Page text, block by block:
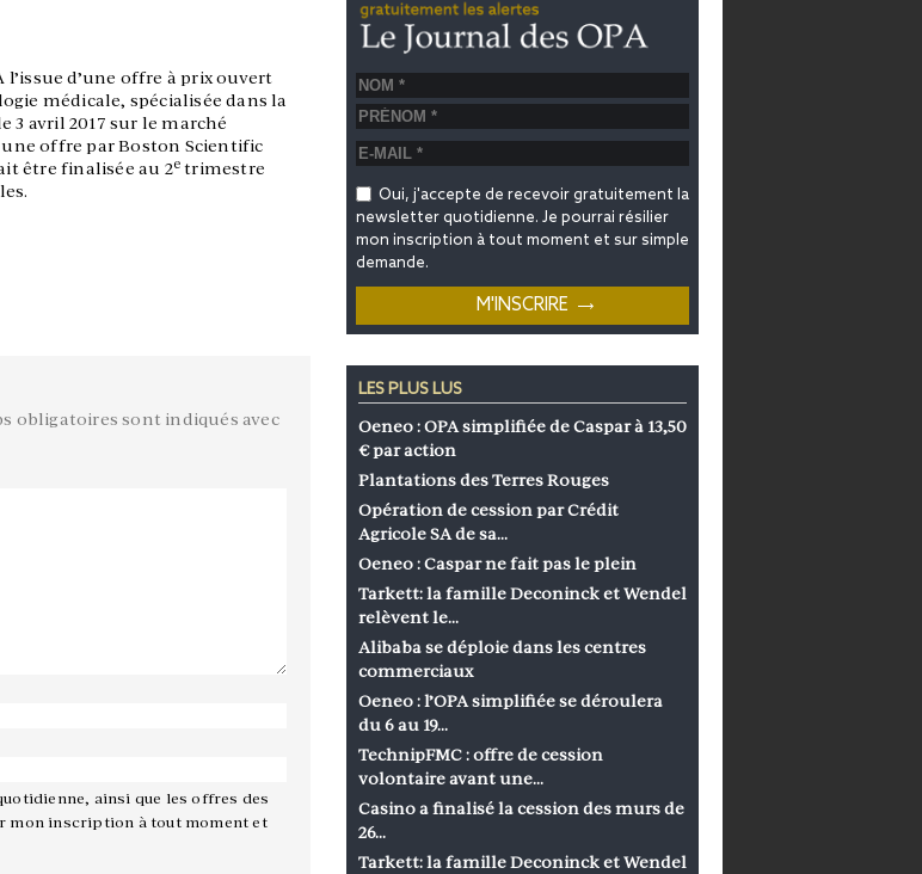
l’issue d’une offre à prix ouvert
médicale, spécialisée dans la
3 avril 2017 sur le marché
une offre par Boston Scientific
être finalisée au 2e trimestre
obligatoires sont indiqués avec
ainsi que les offres des
mon inscription à tout moment et
Oui, j'accepte de recevoir gratuitement la
newsletter quotidienne. Je pourrai résilier
mon inscription à tout moment et sur simple
demande.
LES PLUS LUS
Oeneo : OPA simplifiée de Caspar à 13,50
€ par action
Plantations des Terres Rouges
Opération de cession par Crédit
Agricole SA de sa…
Oeneo : Caspar ne fait pas le plein
Tarkett: la famille Deconinck et Wendel
relèvent le…
Alibaba se déploie dans les centres
commerciaux
Oeneo : l’OPA simplifiée se déroulera
du 6 au 19…
TechnipFMC : offre de cession
volontaire avant une…
Casino a finalisé la cession des murs de
26…
Tarkett: la famille Deconinck et Wendel